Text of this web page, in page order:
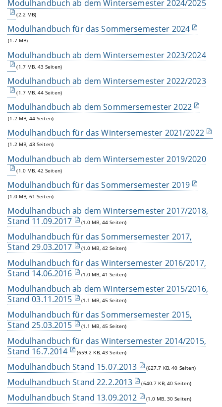
Modulhandbuch ab dem Wintersemester 2024/2025
(2.2 MB)
Modulhandbuch für das Sommersemester 2024
(1.7 MB)
Modulhandbuch ab dem Wintersemester 2023/2024
(1.7 MB, 43 Seiten)
Modulhandbuch ab dem Wintersemester 2022/2023
(1.7 MB, 44 Seiten)
Modulhandbuch ab dem Sommersemester 2022
(1.2 MB, 44 Seiten)
Modulhandbuch für das Wintersemester 2021/2022
(1.2 MB, 43 Seiten)
Modulhandbuch ab dem Wintersemester 2019/2020
(1.0 MB, 42 Seiten)
Modulhandbuch für das Sommersemester 2019
(1.0 MB, 61 Seiten)
Modulhandbuch ab dem Wintersemester 2017/2018,
Stand 11.09.2017
(1.0 MB, 44 Seiten)
Modulhandbuch für das Sommersemester 2017,
Stand 29.03.2017
(1.0 MB, 42 Seiten)
Modulhandbuch für das Wintersemester 2016/2017,
Stand 14.06.2016
(1.0 MB, 41 Seiten)
Modulhandbuch ab dem Wintersemester 2015/2016,
Stand 03.11.2015
(1.1 MB, 45 Seiten)
Modulhandbuch für das Sommersemester 2015,
Stand 25.03.2015
(1.1 MB, 45 Seiten)
Modulhandbuch für das Wintersemester 2014/2015,
Stand 16.7.2014
(659.2 KB, 43 Seiten)
Modulhandbuch Stand 15.07.2013 (627.7 KB, 40 Seiten)
Modulhandbuch Stand 22.2.2013 (640.7 KB, 40 Seiten)
Modulhandbuch Stand 13.09.2012 (1.0 MB, 30 Seiten)